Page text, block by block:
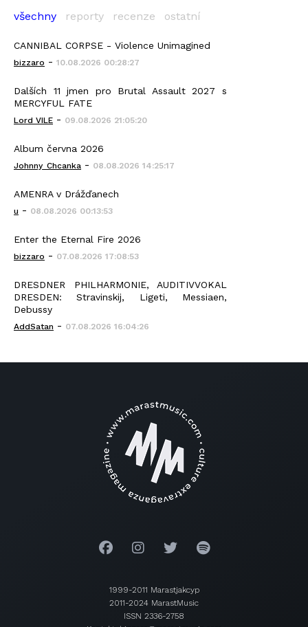
všechny reporty recenze ostatní
CANNIBAL CORPSE - Violence Unimagined
bizzaro - 10.08.2026 00:28:27
Dalších 11 jmen pro Brutal Assault 2027 s
MERCYFUL FATE
Lord VILE - 09.08.2026 21:05:20
Album června 2026
Johnny_Chcanka - 08.08.2026 14:25:17
AMENRA v Drážďanech
u - 08.08.2026 00:13:53
Enter the Eternal Fire 2026
bizzaro - 07.08.2026 17:08:53
DRESDNER PHILHARMONIE, AUDITIVVOKAL
DRESDEN: Stravinskij, Ligeti, Messiaen,
Debussy
AddSatan - 07.08.2026 16:04:26
1999-2011 Marastjakcyp
2011-2024 MarastMusic
ISSN 2336-2758